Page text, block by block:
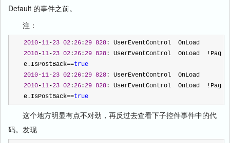
Default 的事件之前。
注：
2010-11-23 02:26:29 828: UserEventControl  OnLoad
2010-11-23 02:26:29 828: UserEventControl  OnLoad ! Pag
e.IsPostBack==true
2010-11-23 02:26:29 828: UserEventControl  OnLoad
2010-11-23 02:26:29 828: UserEventControl  OnLoad ! Pag
e.IsPostBack==true
这个地方明显有点不对劲，再反过去查看下子控件事件中的代
码。发现